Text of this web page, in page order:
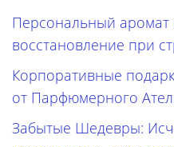
Персональный аромат
восстановление при
Корпоративные
от Парфюмерного
Забытые Шедевры: